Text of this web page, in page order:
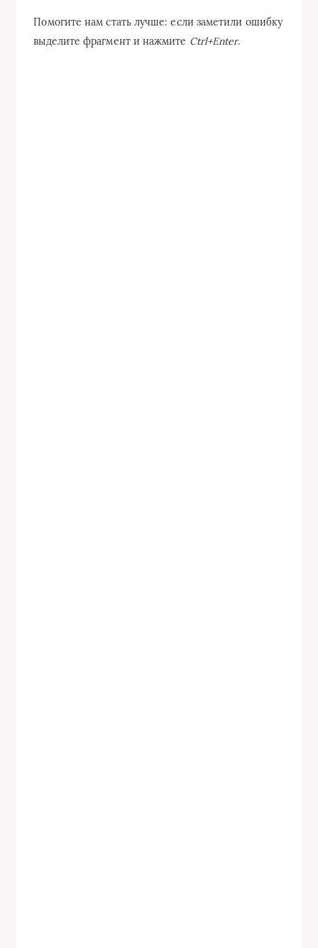
Помогите нам стать лучше: если заметили ошибку
выделите фрагмент и нажмите Ctrl+Enter.